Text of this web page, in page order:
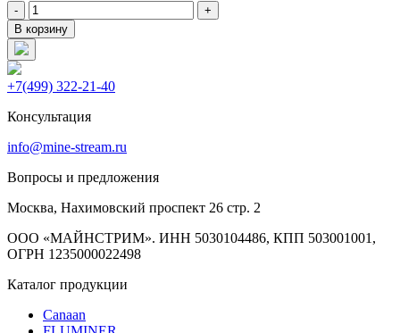
-
+
В корзину
+7(499) 322-21-40
Консультация
info@mine-stream.ru
Вопросы и предложения
Москва, Нахимовский проспект 26 стр. 2
ООО «МАЙНСТРИМ». ИНН 5030104486, КПП 503001001,
ОГРН 1235000022498
Каталог продукции
Canaan